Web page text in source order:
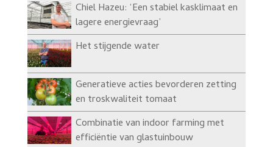
Chiel Hazeu: ‘Een stabiel kasklimaat en
lagere energievraag’
Het stijgende water
Generatieve acties bevorderen zetting
en troskwaliteit tomaat
Combinatie van indoor farming met
efficiëntie van glastuinbouw